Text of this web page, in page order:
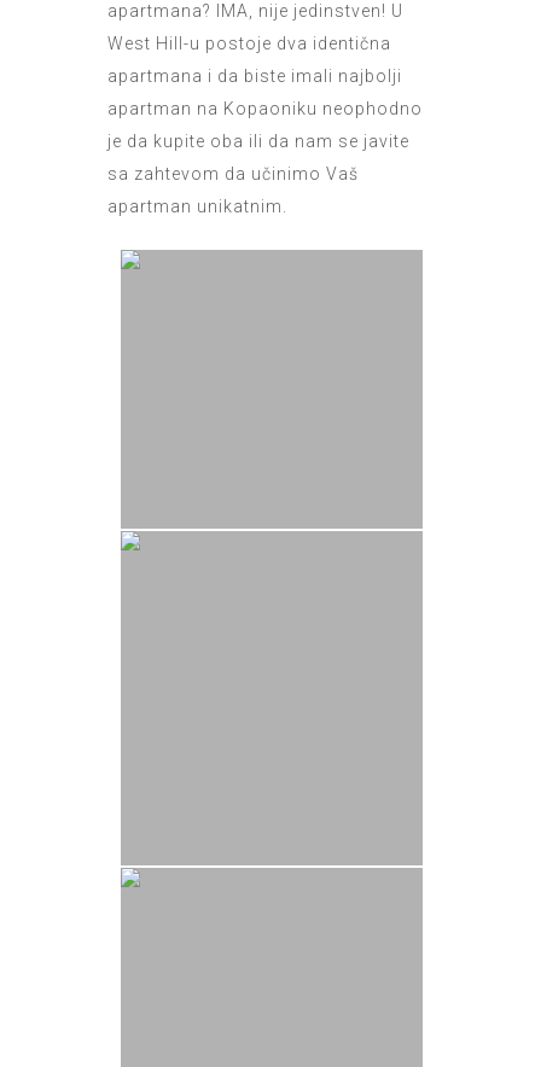
apartmana? IMA, nije jedinstven! U
West Hill-u postoje dva identična
apartmana i da biste imali najbolji
apartman na Kopaoniku neophodno
je da kupite oba ili da nam se javite
sa zahtevom da učinimo Vaš
apartman unikatnim.